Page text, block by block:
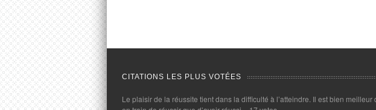
CITATIONS LES PLUS VOTÉES
Le plaisir de la réussite tient dans la difficulté à l’atteindre. Il est bien meilleur